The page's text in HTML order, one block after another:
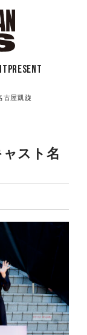
PRESENT
古屋凱旋
ャスト名